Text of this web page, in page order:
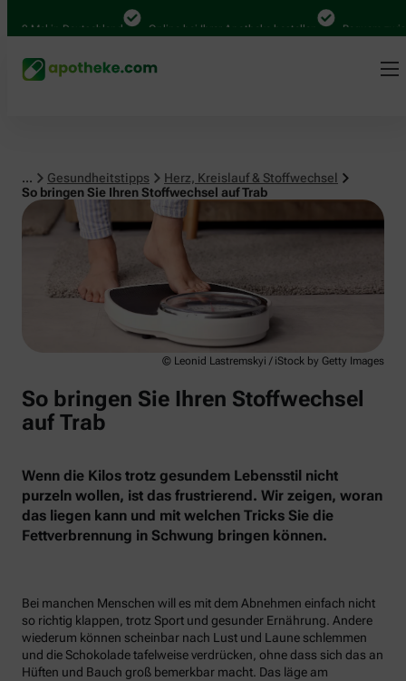
Mal in Deutschland Online bei Ihrer Apotheke bestellen Bequem
... Gesundheitstipps
Herz, Kreislauf & Stoffwechsel
So bringen Sie Ihren Stoffwechsel auf Trab
Herz, Kreislauf & Stoffwechsel
© Leonid Lastremskyi / iStock by Getty Images
So bringen Sie Ihren Stoffwechsel
auf Trab
Wenn die Kilos trotz gesundem Lebensstil nicht
purzeln wollen, ist das frustrierend. Wir zeigen, woran
das liegen kann und mit welchen Tricks Sie die
Fettverbrennung in Schwung bringen können.
Bei manchen Menschen will es mit dem Abnehmen einfach nicht
so richtig klappen, trotz Sport und gesunder Ernährung. Andere
wiederum können scheinbar nach Lust und Laune schlemmen
und die Schokolade tafelweise verdrücken, ohne dass sich das an
Hüften und Bauch groß bemerkbar macht. Das läge am